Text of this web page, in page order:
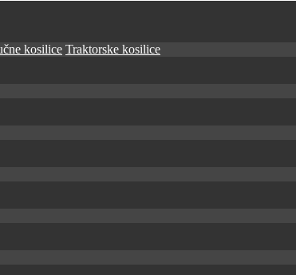
kosilice Traktorske kosilice